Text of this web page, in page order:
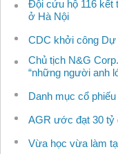
Đội cứu hộ 116 kết
ở Hà Nội
CDC khởi công Dự
Chủ tịch N&G
“những người anh
Danh mục cổ
AGR ước đạt 30 tỷ
Vừa học vừa làm